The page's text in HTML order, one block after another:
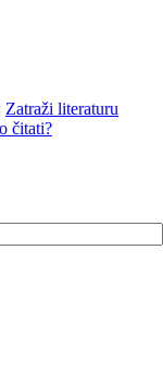
Zatraži literaturu
čitati?